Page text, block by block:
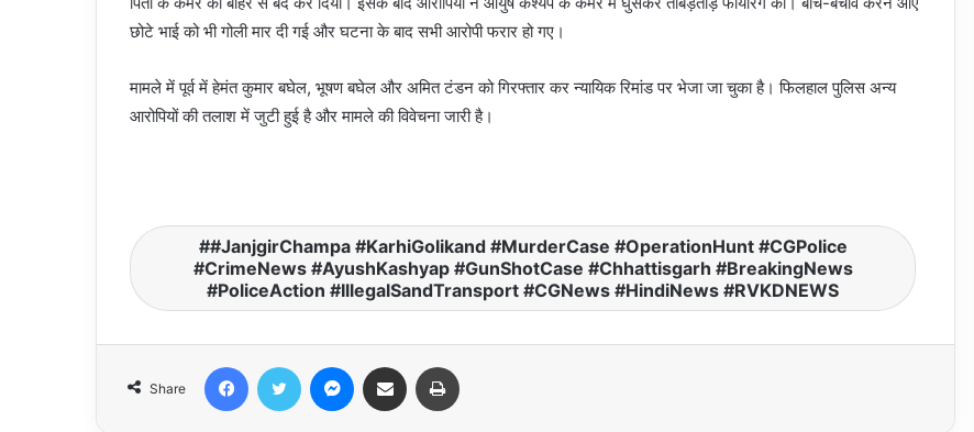
छोटे भाई को भी गोली मार दी गई और घटना के बाद सभी आरोपी फरार हो गए।
मामले में पूर्व में हेमंत कुमार बघेल, भूषण बघेल और अमित टंडन को गिरफ्तार कर न्यायिक रिमांड पर भेजा जा चुका है। फिलहाल पुलिस अन्य
आरोपियों की तलाश में जुटी हुई है और मामले की विवेचना जारी है।
#JanjgirChampa #KarhiGolikand #MurderCase #OperationHunt #CGPolice
#CrimeNews #AyushKashyap #GunShotCase #Chhattisgarh #BreakingNews
#PoliceAction #IllegalSandTransport #CGNews #HindiNews #RVKDNEWS
Share
FacebookTwitter Messenger
Share via Email